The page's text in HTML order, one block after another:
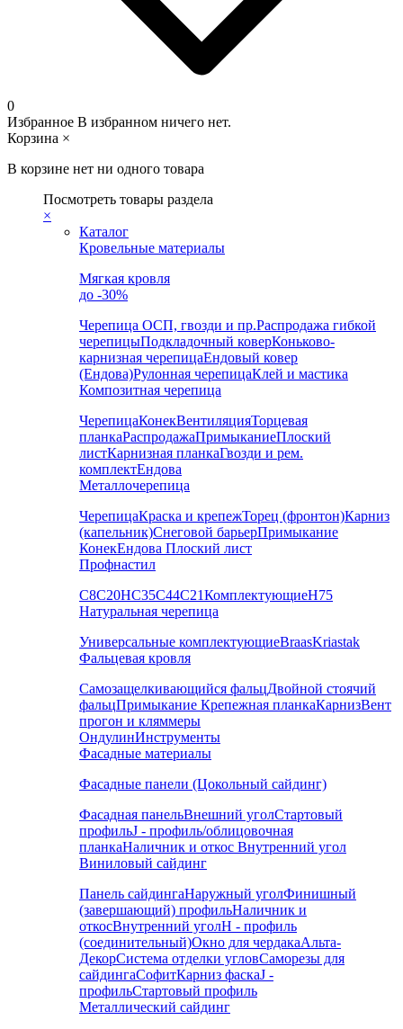
0
Избранное В избранном ничего нет.
Корзина ×
В корзине нет ни одного товара
Посмотреть товары раздела
×
Каталог
Кровельные материалы
Мягкая кровля
до -30%
Черепица ОСП, гвозди и пр.Распродажа гибкой
черепицыПодкладочный коверКоньково-
карнизная черепицаЕндовый ковер
(Ендова)Рулонная черепицаКлей и мастика
Композитная черепица
ЧерепицаКонекВентиляцияТорцевая
планкаРаспродажаПримыканиеПлоский
листКарнизная планкаГвозди и рем.
комплектЕндова
Металлочерепица
ЧерепицаКраска и крепежТорец (фронтон)Карниз
(капельник)Снеговой барьерПримыкание
КонекЕндова Плоский лист
Профнастил
С8С20НС35С44С21КомплектующиеН75
Натуральная черепица
Универсальные комплектующиеBraasKriastak
Фальцевая кровля
Самозащелкивающийся фальцДвойной стоячий
фальцПримыкание Крепежная планкаКарнизВент
прогон и кляммеры
ОндулинИнструменты
Фасадные материалы
Фасадные панели (Цокольный сайдинг)
Фасадная панельВнешний уголСтартовый
профильJ - профиль/облицовочная
планкаНаличник и откос Внутренний угол
Виниловый сайдинг
Панель сайдингаНаружный уголФинишный
(завершающий) профильНаличник и
откосВнутренний уголH - профиль
(соединительный)Окно для чердакаАльта-
ДекорСистема отделки угловСаморезы для
сайдингаСофитКарниз фаскаJ -
профильСтартовый профиль
Металлический сайдинг